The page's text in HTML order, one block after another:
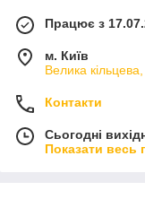
Працює з
м. Київ
Велика
Контакти
Сьогодні
Показати весь